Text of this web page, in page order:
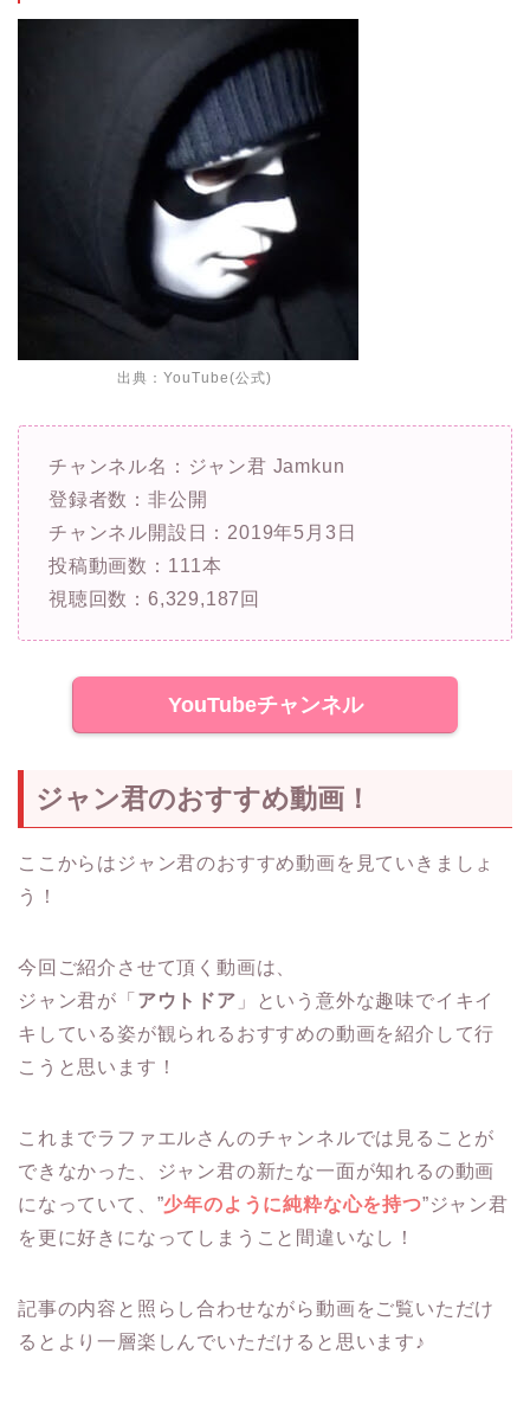
出典：YouTube(公式)
チャンネル名：ジャン君 Jamkun
登録者数：非公開
チャンネル開設日：2019年5月3日
投稿動画数：111本
視聴回数：6,329,187回
YouTubeチャンネル
ジャン君のおすすめ動画！
ここからはジャン君のおすすめ動画を見ていきましょ
う！
今回ご紹介させて頂く動画は、
ジャン君が「 アウトドア 」という意外な趣味でイキイ
キしている姿が観られるおすすめの動画を紹介して行
こうと思います！
これまでラファエルさんのチャンネルでは見ることが
できなかった、ジャン君の新たな一面が知れるの動画
になっていて、”少年のように純粋な心を持つ”ジャン君
を更に好きになってしまうこと間違いなし！
記事の内容と照らし合わせながら動画をご覧いただけ
るとより一層楽しんでいただけると思います♪